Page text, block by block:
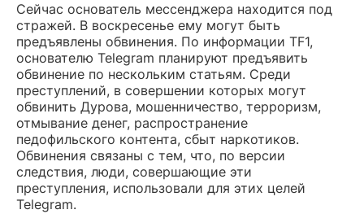
Сейчас основатель мессенджера находится под
стражей. В воскресенье ему могут быть
предъявлены обвинения. По информации TF1,
основателю Telegram планируют предъявить
обвинение по нескольким статьям. Среди
преступлений, в совершении которых могут
обвинить Дурова, мошенничество, терроризм,
отмывание денег, распространение
педофильского контента, сбыт наркотиков.
Обвинения связаны с тем, что, по версии
следствия, люди, совершающие эти
преступления, использовали для этих целей
Telegram.